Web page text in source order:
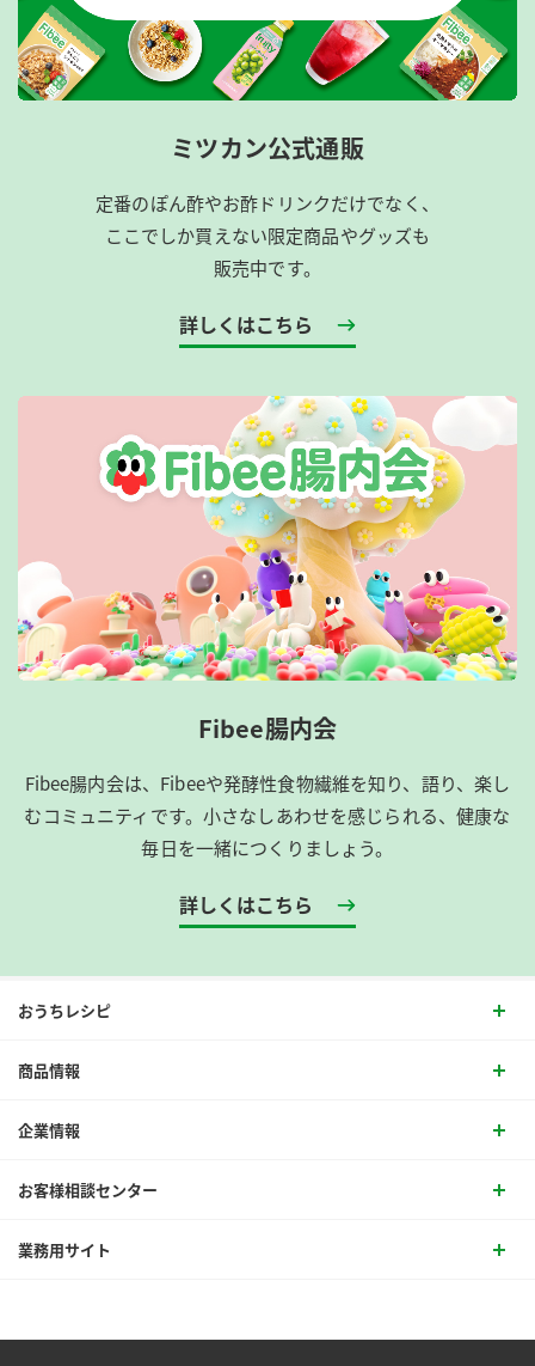
ミツカン公式通販
定番のぽん酢やお酢ドリンクだけでなく、
ここでしか買えない限定商品やグッズも
販売中です。
詳しくはこちら
Fibee腸内会
Fibee腸内会は、​Fibeeや発酵性食物繊維を知り、語り、楽し
むコミュニティです。​小さなしあわせを感じられる、健康な
毎日を一緒につくりましょう。
詳しくはこちら
おうちレシピ
商品情報
企業情報
お客様相談センター
業務用サイト